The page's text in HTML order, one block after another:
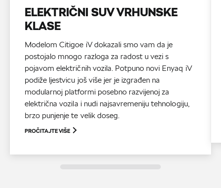
ELEKTRIČNI SUV VRHUNSKE
KLASE
Modelom Citigoe iV dokazali smo vam da je
postojalo mnogo razloga za radost u vezi s
pojavom električnih vozila. Potpuno novi Enyaq iV
podiže ljestvicu još više jer je izgrađen na
modularnoj platformi posebno razvijenoj za
električna vozila i nudi najsavremeniju tehnologiju,
brzo punjenje te velik doseg.
PROČITAJTE VIŠE